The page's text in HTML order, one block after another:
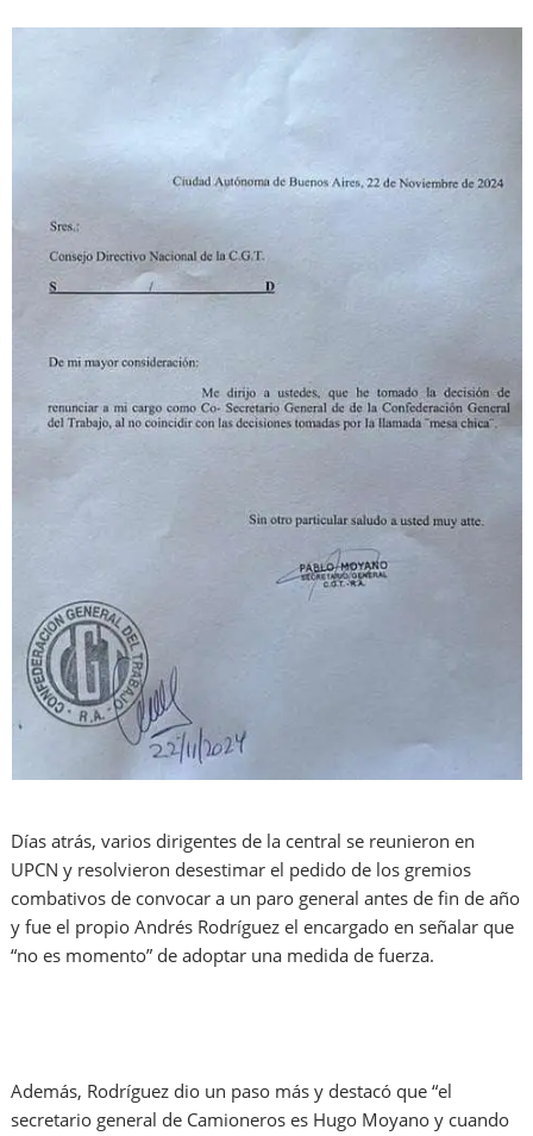
Días atrás, varios dirigentes de la central se reunieron en
UPCN y resolvieron desestimar el pedido de los gremios
combativos de convocar a un paro general antes de fin de año
y fue el propio Andrés Rodríguez el encargado en señalar que
“no es momento” de adoptar una medida de fuerza.
Además, Rodríguez dio un paso más y destacó que “el
secretario general de Camioneros es Hugo Moyano y cuando